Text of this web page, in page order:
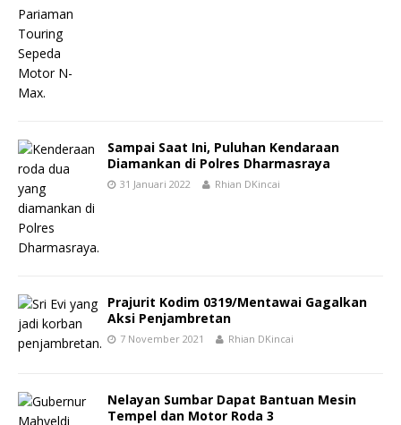
Sampai Saat Ini, Puluhan Kendaraan
Diamankan di Polres Dharmasraya
31 Januari 2022 Rhian DKincai
Prajurit Kodim 0319/Mentawai Gagalkan
Aksi Penjambretan
7 November 2021 Rhian DKincai
Nelayan Sumbar Dapat Bantuan Mesin
Tempel dan Motor Roda 3